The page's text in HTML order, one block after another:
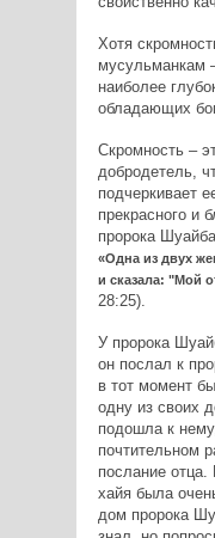
Хотя
мусульманкам
наиболее
обладающих
Скромность –
добродетель,
подчеркивает
прекрасного и
пророка
«Одна из двух
и сказала: "Мой
28:25).
У пророка
он послал к
в тот момент
одну из своих
подошла к
почтительном
послание
хайя была
дом пророка